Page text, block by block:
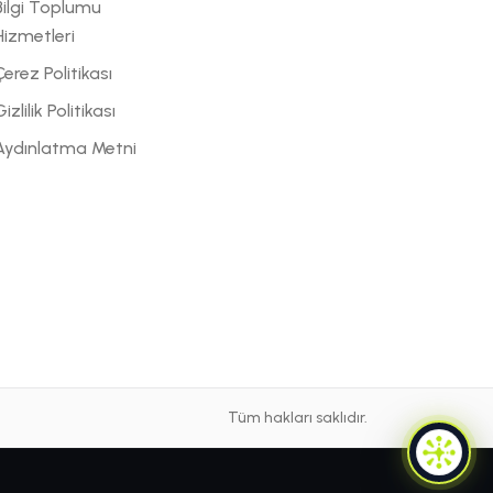
Toplumu
Politikası
Politikası
Metni
Tüm hakları saklıdır.